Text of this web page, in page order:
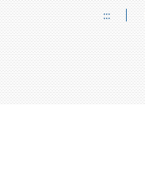
:::